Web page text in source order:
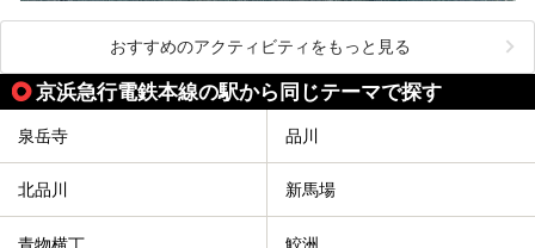
おすすめのアクティビティをもっと見る
京浜急行電鉄本線の駅から同じテーマで探す
泉岳寺 品川
北品川 新馬場